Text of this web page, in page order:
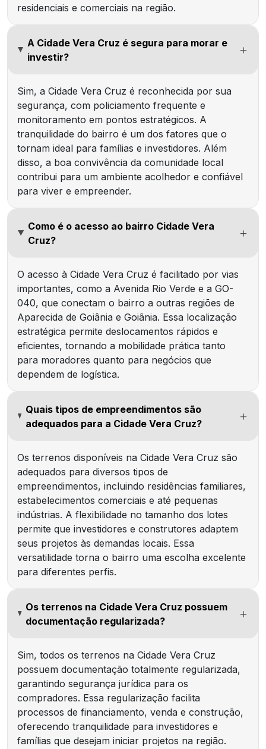
residenciais e comerciais na região.
A Cidade Vera Cruz é segura para morar e
investir?
Sim, a Cidade Vera Cruz é reconhecida por sua
segurança, com policiamento frequente e
monitoramento em pontos estratégicos. A
tranquilidade do bairro é um dos fatores que o
tornam ideal para famílias e investidores. Além
disso, a boa convivência da comunidade local
contribui para um ambiente acolhedor e confiável
para viver e empreender.
Como é o acesso ao bairro Cidade Vera
Cruz?
O acesso à Cidade Vera Cruz é facilitado por vias
importantes, como a Avenida Rio Verde e a GO-
040, que conectam o bairro a outras regiões de
Aparecida de Goiânia e Goiânia. Essa localização
estratégica permite deslocamentos rápidos e
eficientes, tornando a mobilidade prática tanto
para moradores quanto para negócios que
dependem de logística.
Quais tipos de empreendimentos são
adequados para a Cidade Vera Cruz?
Os terrenos disponíveis na Cidade Vera Cruz são
adequados para diversos tipos de
empreendimentos, incluindo residências familiares,
estabelecimentos comerciais e até pequenas
indústrias. A flexibilidade no tamanho dos lotes
permite que investidores e construtores adaptem
seus projetos às demandas locais. Essa
versatilidade torna o bairro uma escolha excelente
para diferentes perfis.
Os terrenos na Cidade Vera Cruz possuem
documentação regularizada?
Sim, todos os terrenos na Cidade Vera Cruz
possuem documentação totalmente regularizada,
garantindo segurança jurídica para os
compradores. Essa regularização facilita
processos de financiamento, venda e construção,
oferecendo tranquilidade para investidores e
famílias que desejam iniciar projetos na região.